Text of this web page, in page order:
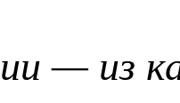
— из